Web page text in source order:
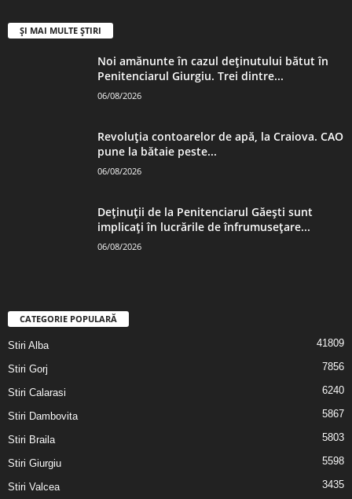
ȘI MAI MULTE ȘTIRI
Noi amănunte în cazul deținutului bătut în
Penitenciarul Giurgiu. Trei dintre...
06/08/2026
Revoluția contoarelor de apă, la Craiova. CAO
pune la bătaie peste...
06/08/2026
Deținuții de la Penitenciarul Găești sunt
implicați în lucrările de înfrumusețare...
06/08/2026
CATEGORIE POPULARĂ
Stiri Alba 41809
Stiri Gorj 7856
Stiri Calarasi 6240
Stiri Dambovita 5867
Stiri Braila 5803
Stiri Giurgiu 5598
Stiri Valcea 3435